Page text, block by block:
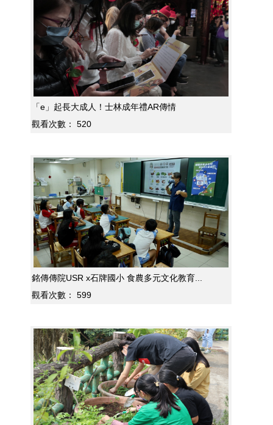
「e」起長大成人！士林成年禮AR傳情
觀看次數：
520
銘傳傳院USR x石牌國小 食農多元文化教育...
觀看次數：
599